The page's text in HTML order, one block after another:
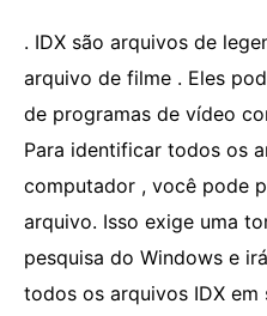
. IDX são arquivos de
arquivo de filme . Eles
de programas de vídeo
Para identificar todos os
computador , você pode
arquivo. Isso exige uma
pesquisa do Windows e
todos os arquivos IDX